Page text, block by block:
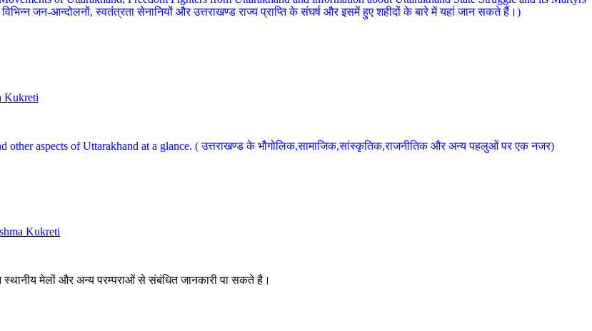
जन-आन्दोलनों, स्वतंत्रता सेनानियों और उत्तराखण्ड राज्य प्राप्ति के संघर्ष और इसमें हुए शहीदों के बारे में यहां जान सकते हैं।)
Kukreti
other aspects of Uttarakhand at a glance. ( उत्तराखण्ड के भौगोलिक,सामाजिक,सांस्कृतिक,राजनीतिक और अन्य पहलुओं पर एक नजर)
Kukreti
स्थानीय मेलों और अन्य परम्पराओं से संबंधित जानकारी पा सकते है।